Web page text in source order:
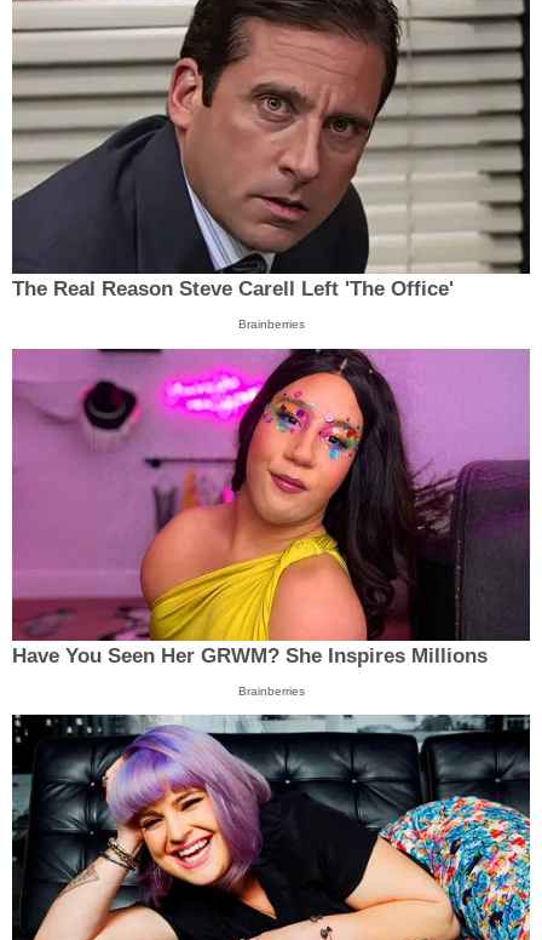
The Real Reason Steve Carell Left 'The Office'
Brainberries
Have You Seen Her GRWM? She Inspires Millions
Brainberries